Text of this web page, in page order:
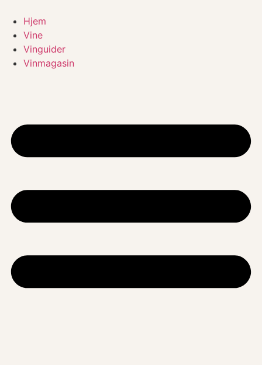
indhold
Hjem
Vine
Vinguider
Vinmagasin